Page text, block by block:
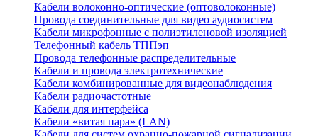
Кабели волоконно-оптические (оптоволоконные)
Провода соединительные для видео аудиосистем
Кабели микрофонные с полиэтиленовой изоляцией
Телефонный кабель ТППэп
Провода телефонные распределительные
Кабели и провода электротехнические
Кабели комбинированные для видеонаблюдения
Кабели радиочастотные
Кабели для интерфейса
Кабели «витая пара» (LAN)